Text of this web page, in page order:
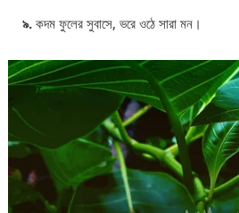
৯. কদম ফুলের সুবাসে, ভরে ওঠে সারা মন।